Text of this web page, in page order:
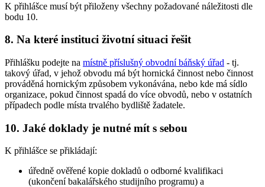
K přihlášce musí být přiloženy všechny požadované náležitosti dle
bodu 10.
8. Na které instituci životní situaci řešit
Přihlášku podejte na místně příslušný obvodní báňský úřad - tj.
takový úřad, v jehož obvodu má být hornická činnost nebo činnost
prováděná hornickým způsobem vykonávána, nebo kde má sídlo
organizace, pokud činnost spadá do více obvodů, nebo v ostatních
případech podle místa trvalého bydliště žadatele.
10. Jaké doklady je nutné mít s sebou
K přihlášce se přikládají:
úředně ověřené kopie dokladů o odborné kvalifikaci
(ukončení bakalářského studijního programu) a